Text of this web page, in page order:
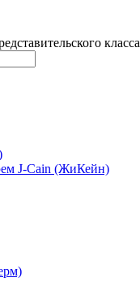
класса
J-Cain (ЖиКейн)